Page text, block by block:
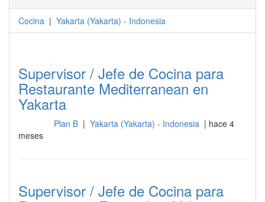
Cocina | Yakarta (Yakarta) - Indonesia
Supervisor / Jefe de Cocina para
Restaurante Mediterranean en
Yakarta
Plan B | Yakarta (Yakarta) - Indonesia | hace 4
meses
Supervisor / Jefe de Cocina para